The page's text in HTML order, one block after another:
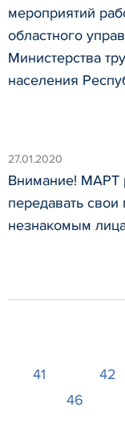
мероприятий
областного
Министерства
населения
27.01.2020
Внимание! МАРТ
передавать
незнакомым
41
42
46